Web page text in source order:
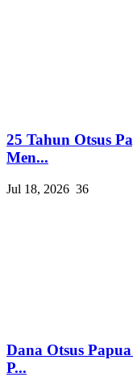
25 Tahun Otsus
Men...
Jul 18, 2026 36
Dana Otsus
P...